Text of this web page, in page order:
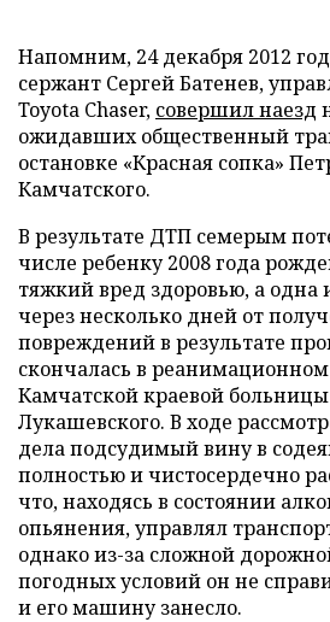
Напомним, 24 декабря 2012
сержант Сергей Батенев,
Toyota Chaser, совершил наезд
ожидавших общественный
остановке «Красная сопка»
Камчатского.
В результате ДТП семерым
числе ребенку 2008 года
тяжкий вред здоровью, а одна
через несколько дней от
повреждений в результате
скончалась в
Камчатской краевой
Лукашевского. В ходе
дела подсудимый вину в
полностью и чистосердечно
что, находясь в состоянии
опьянения, управлял
однако из-за сложной
погодных условий он не
и его машину занесло.